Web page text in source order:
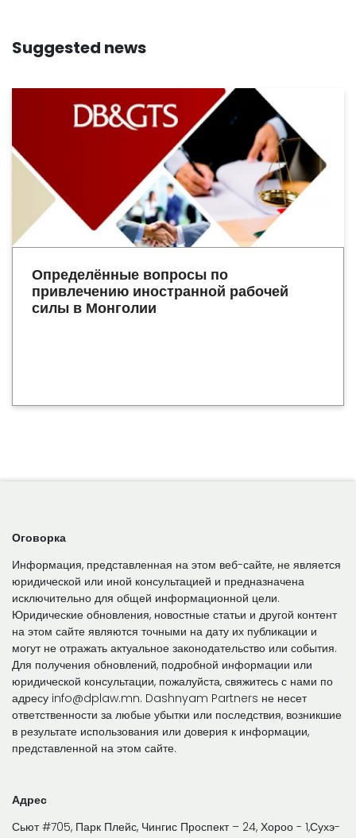
Suggested news
Определённые вопросы по
привлечению иностранной рабочей
силы в Монголии
Оговорка
Информация, представленная на этом веб-сайте, не является
юридической или иной консультацией и предназначена
исключительно для общей информационной цели.
Юридические обновления, новостные статьи и другой контент
на этом сайте являются точными на дату их публикации и
могут не отражать актуальное законодательство или события.
Для получения обновлений, подробной информации или
юридической консультации, пожалуйста, свяжитесь с нами по
адресу info@dplaw.mn. Dashnyam Partners не несет
ответственности за любые убытки или последствия, возникшие
в результате использования или доверия к информации,
представленной на этом сайте.
Адрес
Сьют #705, Парк Плейс, Чингис Проспект – 24, Хороо - 1,Сухэ-